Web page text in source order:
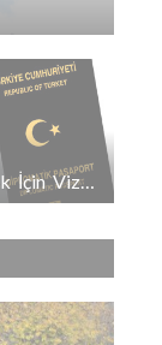
Üsküp Vize İstiyor Mu? Üsküp’e Gitmek İçin Vize Gerekli Mi?